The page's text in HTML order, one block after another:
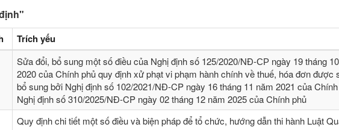
Trích yếu
Sửa đổi, bổ sung một số điều của Nghị định số 125/2020/NĐ-СР ngày 19 tháng
2020 của Chính phủ quy định xử phạt vi phạm hành chính về thuế, hóa đơn được
bổ sung bởi Nghị định số 102/2021/NĐ-CP ngày 16 tháng 11 năm 2021 của
Nghị định số 310/2025/NĐ-CP ngày 02 tháng 12 năm 2025 của Chính phủ
Quy định chi tiết một số điều và biện pháp để tổ chức, hướng dẫn thi hành Luật